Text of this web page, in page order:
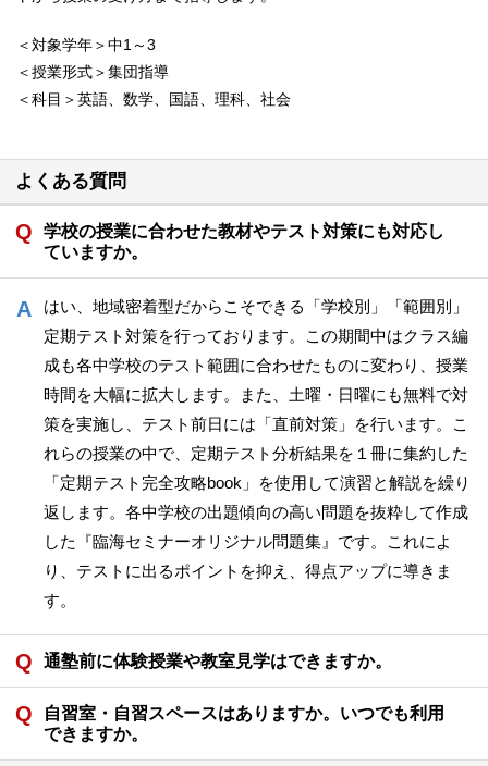
＜対象学年＞中1～3
＜授業形式＞集団指導
＜科目＞英語、数学、国語、理科、社会
よくある質問
学校の授業に合わせた教材やテスト対策にも対応し
ていますか。
はい、地域密着型だからこそできる「学校別」「範囲別」
定期テスト対策を行っております。この期間中はクラス編
成も各中学校のテスト範囲に合わせたものに変わり、授業
時間を大幅に拡大します。また、土曜・日曜にも無料で対
策を実施し、テスト前日には「直前対策」を行います。こ
れらの授業の中で、定期テスト分析結果を１冊に集約した
「定期テスト完全攻略book」を使用して演習と解説を繰り
返します。各中学校の出題傾向の高い問題を抜粋して作成
した『臨海セミナーオリジナル問題集』です。これによ
り、テストに出るポイントを抑え、得点アップに導きま
す。
通塾前に体験授業や教室見学はできますか。
自習室・自習スペースはありますか。いつでも利用
できますか。